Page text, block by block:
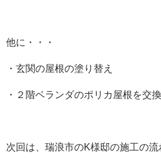
他に・・・
・玄関の屋根の塗り替え
・２階ベランダのポリカ屋根を交
次回は、瑞浪市のK様邸の施工の流